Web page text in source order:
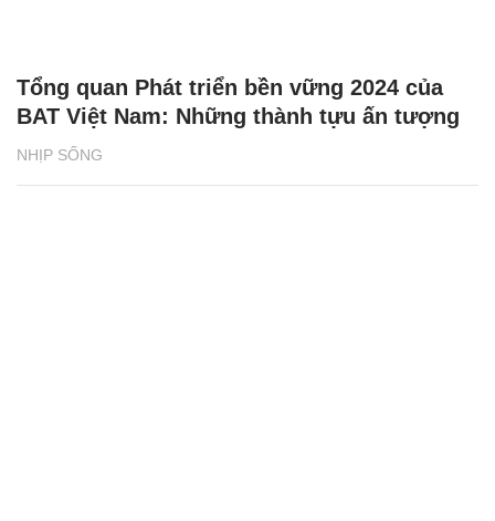
NHỊP SỐNG
Tổng quan Phát triển bền vững 2024 của
BAT Việt Nam: Những thành tựu ấn tượng